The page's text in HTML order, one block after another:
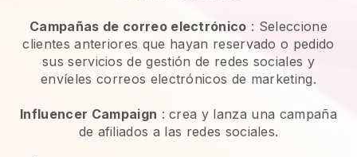
Campañas de correo electrónico : Seleccione
clientes anteriores que hayan reservado o pedido
sus servicios de gestión de redes sociales y
envíeles correos electrónicos de marketing.
Influencer Campaign : crea y lanza una campaña
de afiliados a las redes sociales.